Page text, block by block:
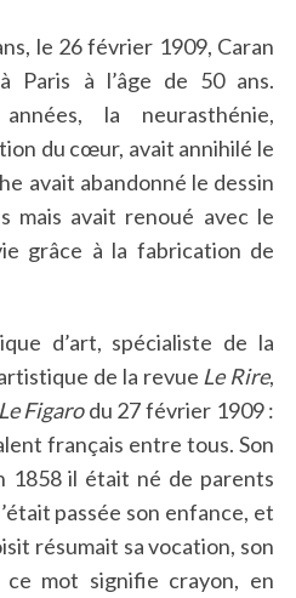
le 26 février 1909, Caran
à Paris à l’âge de 50 ans.
la neurasthénie,
du cœur, avait annihilé le
avait abandonné le dessin
mais avait renoué avec le
grâce à la fabrication de
d’art, spécialiste de la
de la revue Le Rire,
Le Figarodu 27 février 1909 :
français entre tous. Son
1858 il était né de parents
passée son enfance, et
résumait sa vocation, son
mot signifie crayon, en